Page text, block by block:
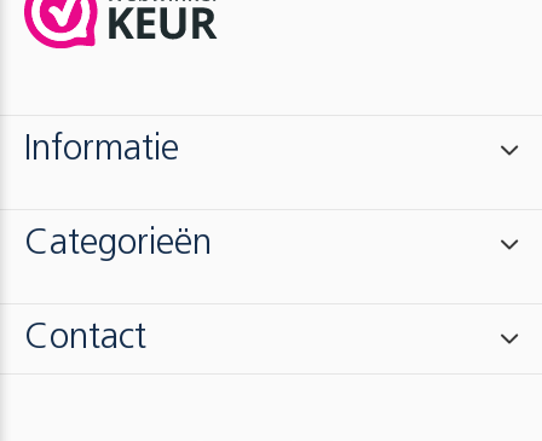
Informatie
Categorieën
Contact